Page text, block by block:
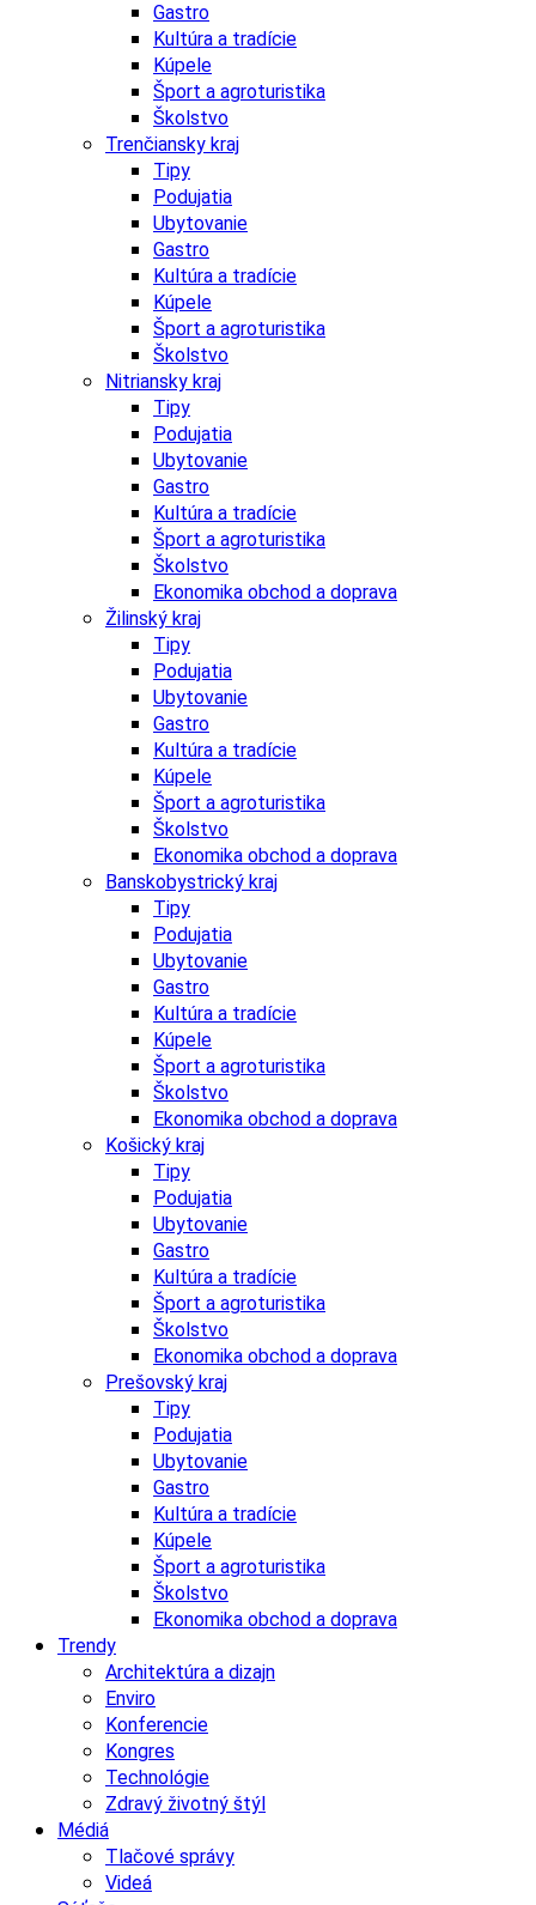
Gastro
Kultúra a tradície
Kúpele
Šport a agroturistika
Školstvo
Trenčiansky kraj
Tipy
Podujatia
Ubytovanie
Gastro
Kultúra a tradície
Kúpele
Šport a agroturistika
Školstvo
Nitriansky kraj
Tipy
Podujatia
Ubytovanie
Gastro
Kultúra a tradície
Šport a agroturistika
Školstvo
Ekonomika obchod a doprava
Žilinský kraj
Tipy
Podujatia
Ubytovanie
Gastro
Kultúra a tradície
Kúpele
Šport a agroturistika
Školstvo
Ekonomika obchod a doprava
Banskobystrický kraj
Tipy
Podujatia
Ubytovanie
Gastro
Kultúra a tradície
Kúpele
Šport a agroturistika
Školstvo
Ekonomika obchod a doprava
Košický kraj
Tipy
Podujatia
Ubytovanie
Gastro
Kultúra a tradície
Šport a agroturistika
Školstvo
Ekonomika obchod a doprava
Prešovský kraj
Tipy
Podujatia
Ubytovanie
Gastro
Kultúra a tradície
Kúpele
Šport a agroturistika
Školstvo
Ekonomika obchod a doprava
Trendy
Architektúra a dizajn
Enviro
Konferencie
Kongres
Technológie
Zdravý životný štýl
Médiá
Tlačové správy
Videá